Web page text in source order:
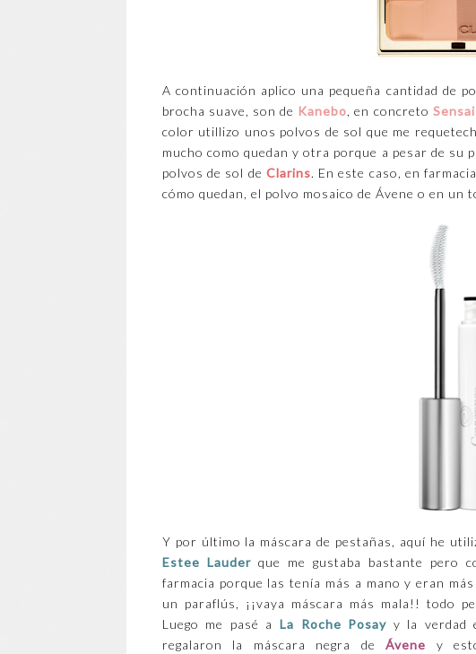
A continuación aplico una pequeña cantidad de
brocha suave, son de Kanebo, en concreto
color utillizo unos polvos de sol que me
mucho como quedan y otra porque a pesar de
polvos de sol de Clarins. En este caso, en
cómo quedan, el polvo mosaico de Ávene o en un
Y por último la máscara de pestañas, aquí he
Estee Lauderque me gustaba bastante pero
farmacia porque las tenía más a mano y eran
un paraflús, ¡¡vaya máscara más mala!! todo
Luego me pasé a La Roche Posay y la verdad
regalaron la máscara negra deÁvene y